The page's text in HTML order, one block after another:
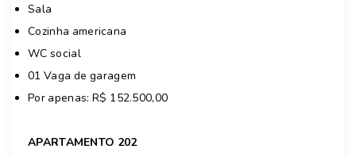
Sala
Cozinha americana
WC social
01 Vaga de garagem
Por apenas: R$ 152.500,00
APARTAMENTO 202